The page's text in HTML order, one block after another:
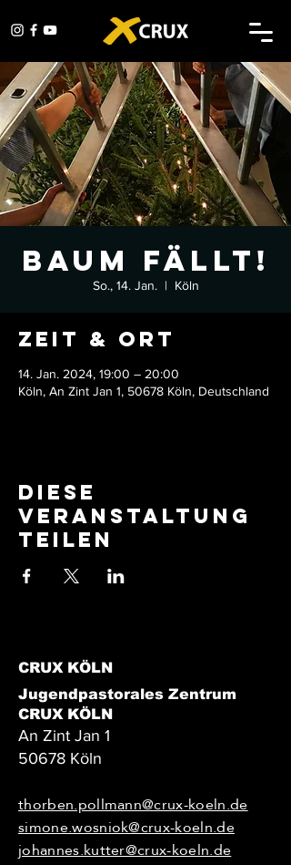
Baum fällt!
So., 14. Jan.
  |
Köln
Zeit & Ort
14. Jan. 2024, 19:00 – 20:00
Köln, An Zint Jan 1, 50678 Köln, Deutschland
Diese
Veranstaltung
teilen
CRUX KÖLN
Jugendpastorales Zentrum
CRUX KÖLN
An Zint Jan 1
50678 Köln
thorben.pollmann@crux-koeln.de
simone.wosniok@crux-koeln.de
johannes.kutter@crux-koeln.de